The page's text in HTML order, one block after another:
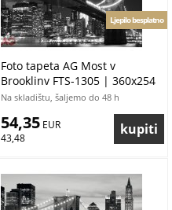
Foto tapeta AG Most v
Brooklinv FTS-1305 | 360x254
cm
Ljepilo besplatno
Na skladištu, šaljemo do 48 h
54,35 EUR
43,48